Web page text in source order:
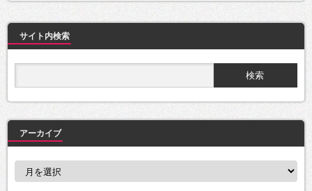
サイト内検索
アーカイブ
ア